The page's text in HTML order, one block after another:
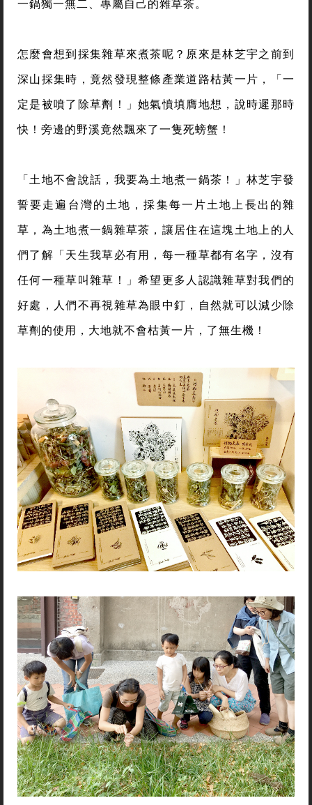
一鍋獨一無二、專屬自己的雜草茶。
怎麼會想到採集雜草來煮茶呢？原來是林芝宇之前到
深山採集時，竟然發現整條產業道路枯黃一片，「一
定是被噴了除草劑！」她氣憤填膺地想，說時遲那時
快！旁邊的野溪竟然飄來了一隻死螃蟹！
「土地不會說話，我要為土地煮一鍋茶！」林芝宇發
誓要走遍台灣的土地，採集每一片土地上長出的雜
草，為土地煮一鍋雜草茶，讓居住在這塊土地上的人
們了解「天生我草必有用，每一種草都有名字，沒有
任何一種草叫雜草！」希望更多人認識雜草對我們的
好處，人們不再視雜草為眼中釘，自然就可以減少除
草劑的使用，大地就不會枯黃一片，了無生機！